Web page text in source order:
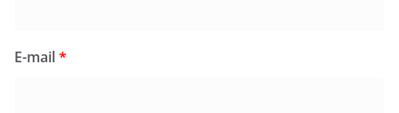
E-mail*